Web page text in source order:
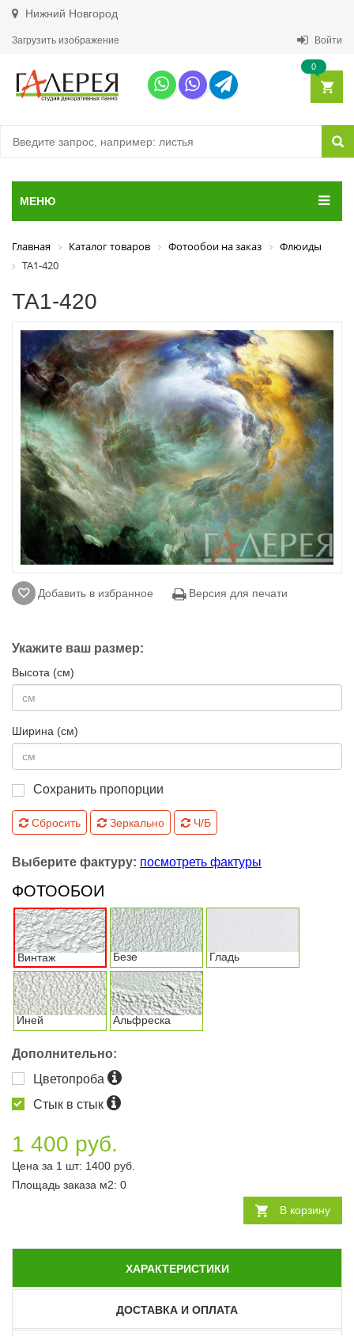
Нижний Новгород
Загрузить изображение Войти
0
МЕНЮ
Главная Каталог товаров Фотообои на заказ
Флюиды
ТА1-420
ТА1-420
Добавить в избранное Версия для печати
Укажите ваш размер:
Высота (см)
Ширина (см)
Сохранить пропорции
Сбросить Зеркально Ч/Б
Выберите фактуру: посмотреть фактуры
ФОТООБОИ
Винтаж Безе Гладь
Иней Альфреска
Дополнительно:
Цветопроба
Стык в стык
1 400 руб.
Цена за 1 шт: 1400 руб.
Площадь заказа м2: 0
В корзину
ХАРАКТЕРИСТИКИ
ДОСТАВКА И ОПЛАТА